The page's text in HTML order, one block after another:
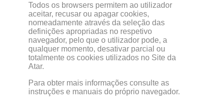
Todos os browsers permitem ao utilizador
aceitar, recusar ou apagar cookies,
nomeadamente através da seleção das
definições apropriadas no respetivo
navegador, pelo que o utilizador pode, a
qualquer momento, desativar parcial ou
totalmente os cookies utilizados no Site da
Atar.
Para obter mais informações consulte as
instruções e manuais do próprio navegador.